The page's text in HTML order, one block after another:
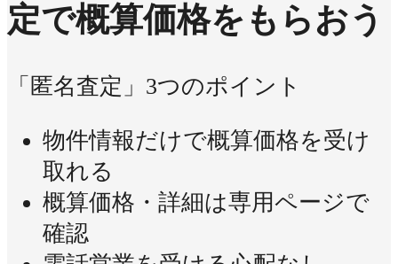
定で概算価格をもらおう
「匿名査定」3つのポイント
物件情報だけで概算価格を受け
取れる
概算価格・詳細は専用ページで
確認